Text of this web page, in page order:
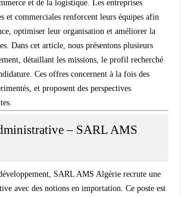
et de la logistique. Les entreprises
et commerciales renforcent leurs équipes afin
optimiser leur organisation et améliorer la
Dans cet article, nous présentons plusieurs
détaillant les missions, le profil recherché
Ces offres concernent à la fois des
et proposent des perspectives
– SARL AMS
SARL AMS Algérie recrute une
avec des notions en importation. Ce poste est